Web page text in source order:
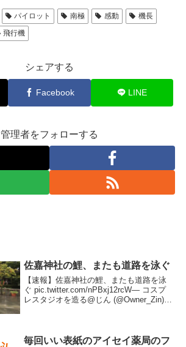
パイロット 南極 感動
機長
飛行機
シェアする
Facebook LINE
管理者をフォローする
佐嘉神社の鯉、またも道路を泳ぐ
【速報】佐嘉神社の鯉、またも道路を泳
ぐ pic.twitter.com/nPBxj12rcW— コスプ
レスタジオを造る@じん (@Owner_Zin)
毎回いい表紙のアイセイ薬局のフ